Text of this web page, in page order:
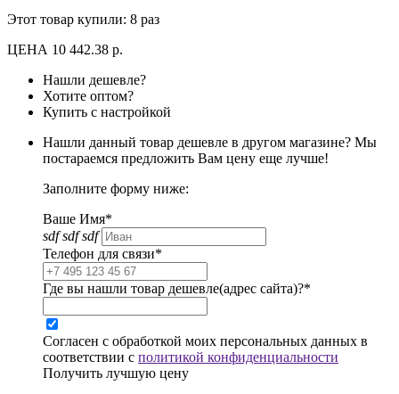
Этот товар купили: 8 раз
ЦЕНА 10 442.38 р.
Нашли дешевле?
Хотите оптом?
Купить с настройкой
Нашли данный товар дешевле в другом магазине? Мы
постараемся предложить Вам цену еще лучше!
Заполните форму ниже:
Ваше Имя*
sdf sdf sdf
Телефон для связи*
Где вы нашли товар дешевле(адрес сайта)?*
Согласен с обработкой моих персональных данных в
соответствии с политикой конфиденциальности
Получить лучшую цену